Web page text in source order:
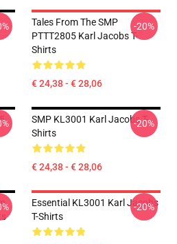
Tales From The SMP
PTTT2805 Karl Jacobs T-
Shirts
€ 24,38 - € 28,06
-20%
SMP KL3001 Karl Jacobs T-
Shirts
€ 24,38 - € 28,06
-20%
Essential KL3001 Karl Jacobs
T-Shirts
-20%